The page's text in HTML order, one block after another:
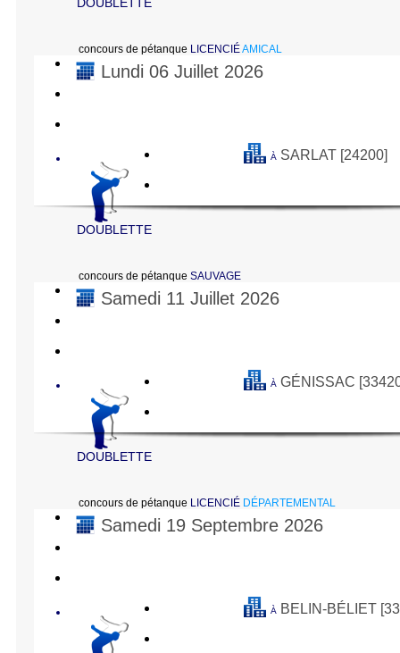
concours de pétanque LICENCIÉAMICAL
Lundi 06 Juillet 2026
À SARLAT [24200]
DOUBLETTE
concours de pétanque SAUVAGE
Samedi 11 Juillet 2026
À GÉNISSAC
DOUBLETTE
concours de pétanque LICENCIÉ DÉPARTEMENTAL
Samedi 19 Septembre 2026
À BELIN-BÉLIET